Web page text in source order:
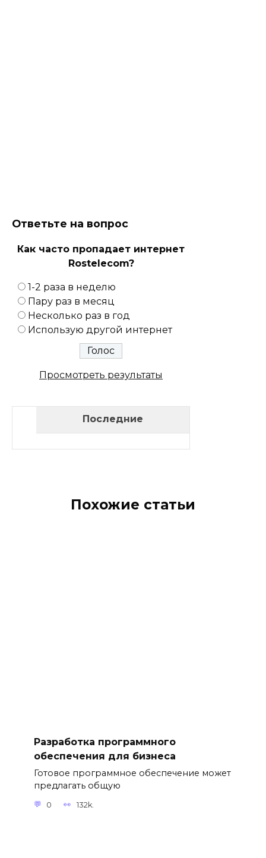
Ответьте на вопрос
Как часто пропадает интернет
Rostelecom?
1-2 раза в неделю
Пару раз в месяц
Несколько раз в год
Использую другой интернет
Просмотреть результаты
Последние
Похожие статьи
Разработка программного
обеспечения для бизнеса
Готовое программное обеспечение может
предлагать общую
0 132k.